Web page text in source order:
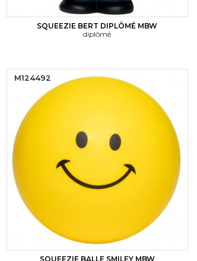
SQUEEZIE BERT DIPLÔMÉ MBW
diplômé
SQUEEZIE BALLE SMILEY MBW
M124492